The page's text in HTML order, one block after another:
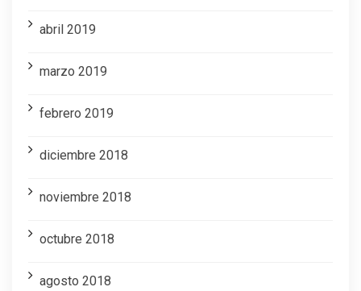
abril 2019
marzo 2019
febrero 2019
diciembre 2018
noviembre 2018
octubre 2018
agosto 2018